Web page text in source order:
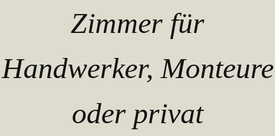
Zimmer für
Handwerker, Monteure
oder privat